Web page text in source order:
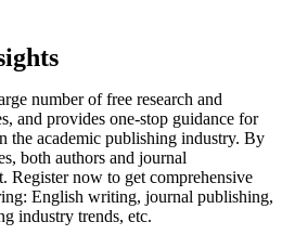
number of free research and
and provides one-stop guidance for
the academic publishing industry. By
both authors and journal
Register now to get comprehensive
English writing, journal publishing,
industry trends, etc.